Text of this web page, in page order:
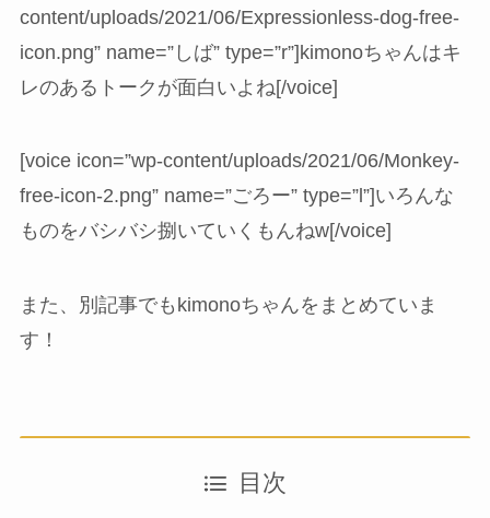
content/uploads/2021/06/Expressionless-dog-free-
icon.png” name=”しば” type=”r”]kimonoちゃんはキ
レのあるトークが面白いよね[/voice]
[voice icon=”wp-content/uploads/2021/06/Monkey-
free-icon-2.png” name=”ごろー” type=”l”]いろんな
ものをバシバシ捌いていくもんねw[/voice]
また、別記事でもkimonoちゃんをまとめていま
す！
目次